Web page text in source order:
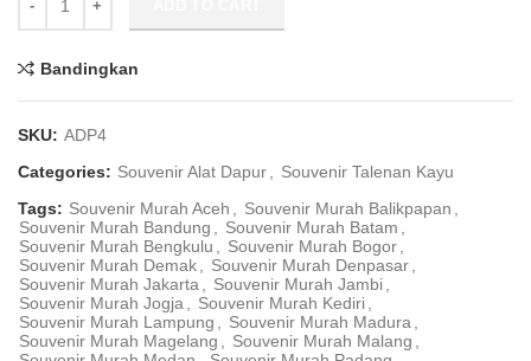
Bandingkan
SKU: ADP4
Categories: Souvenir Alat Dapur, Souvenir Talenan Kayu
Tags: Souvenir Murah Aceh , Souvenir Murah Balikpapan ,
Souvenir Murah Bandung , Souvenir Murah Batam ,
Souvenir Murah Bengkulu , Souvenir Murah Bogor,
Souvenir Murah Demak, Souvenir Murah Denpasar,
Souvenir Murah Jakarta, Souvenir Murah Jambi,
Souvenir Murah Jogja, Souvenir Murah Kediri,
Souvenir Murah Lampung , Souvenir Murah Madura,
Souvenir Murah Magelang , Souvenir Murah Malang ,